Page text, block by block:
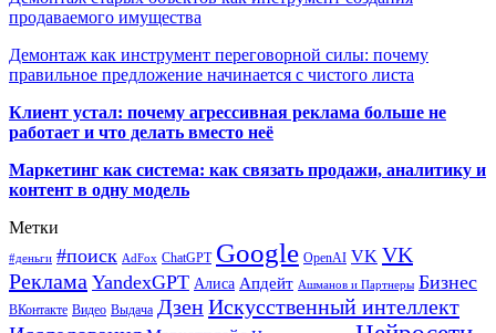
продаваемого имущества
Демонтаж как инструмент переговорной силы: почему
правильное предложение начинается с чистого листа
Клиент устал: почему агрессивная реклама больше не
работает и что делать вместо неё
Маркетинг как система: как связать продажи, аналитику и
контент в одну модель
Метки
#деньги #поиск AdFox ChatGPT Google OpenAI VK VK
Реклама YandexGPT Алиса Апдейт Ашманов и Партнеры Бизнес
ВКонтакте Видео Выдача ДзенИскусственный интеллект